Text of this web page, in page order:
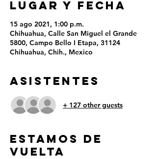
LUGAR Y FECHA
15 ago 2021, 1:00 p.m.
Chihuahua, Calle San Miguel el Grande
5800, Campo Bello I Etapa, 31124
Chihuahua, Chih., Mexico
ASISTENTES
+ 127 other guests
ESTAMOS DE
VUELTA